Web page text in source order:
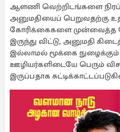
ஆளணி வெற்றிடங்களை
அனுமதியைப் பெறுவதற்கு
கோரிக்கைகளை முன்வைத்த
இருந்து விட்டு, அனுமதி
இல்லாமல் மூக்கை
ஊழியர்களிடையே பெரும்
இருப்பதாக